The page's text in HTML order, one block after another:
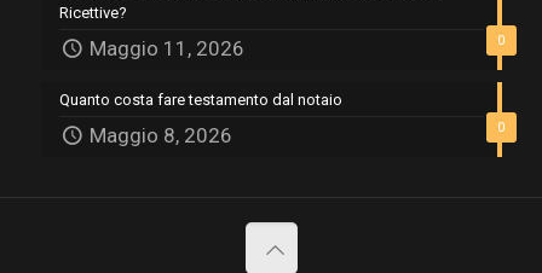
0
Ricettive?
Maggio 11, 2026
0
Quanto costa fare testamento dal notaio
Maggio 8, 2026